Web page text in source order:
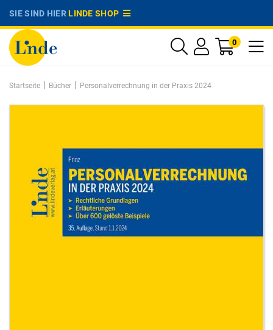
SIE SIND HIERLINDE SHOP
0
Startseite | Bücher | Personalverrechnung in der Praxis 2024